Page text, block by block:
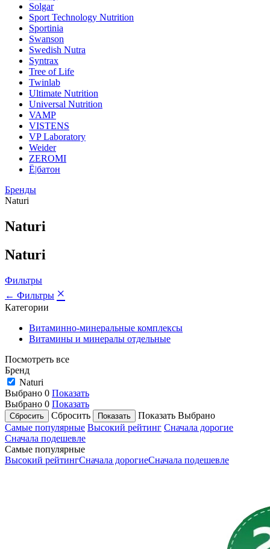
Solgar
Sport Technology Nutrition
Sportinia
Swanson
Swedish Nutra
Syntrax
Tree of Life
Twinlab
Ultimate Nutrition
Universal Nutrition
VAMP
VISTENS
VP Laboratory
Weider
ZEROMI
Ё|батон
Бренды
Naturi
Naturi
Naturi
Фильтры
← Фильтры ×
Категории
Витаминно-минеральные комплексы
Витамины и минералы отдельные
Посмотреть все
Бренд
Naturi
Выбрано 0 Показать
Выбрано 0 Показать
Сбросить
Показать Выбрано
Самые популярные Высокий рейтинг Сначала дорогие
Сначала подешевле
Самые популярные
Высокий рейтингСначала дорогиеСначала подешевле